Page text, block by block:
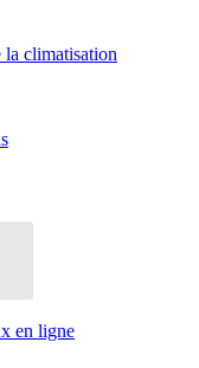
la climatisation
en ligne